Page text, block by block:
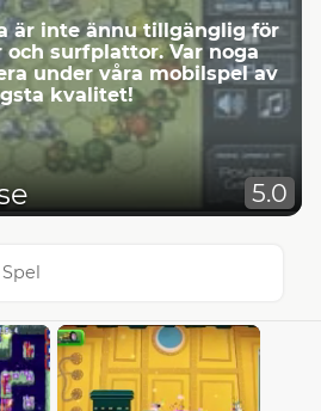
är inte ännu tillgänglig för
surfplattor. Var noga
under våra mobilspel av
kvalitet!
5.0